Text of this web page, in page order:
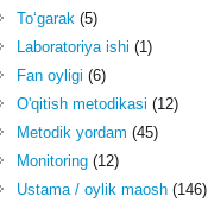
To‘garak(5)
Laboratoriya ishi (1)
Fan oyligi (6)
O'qitish metodikasi (12)
Metodik yordam (45)
Monitoring(12)
Ustama / oylik maosh(146)